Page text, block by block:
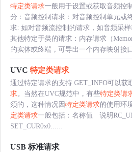
特定类请求一般用于设置或获取音频控
分：音频控制请求：对音频控制单元或
求: 如对音频流控制的请求，如音频采
其他特定于类的请求：内存请求（
的实体或终端，可导出一个内存映射接
UVC 特定类请求
通过特定请求的支持 GET_INFO可以获
求。当然在UVC规范中，有些特定类请
须的，这种情况因特定类请求的使用环
定类请求一般包括：名称值 说明
SET_CUR0x0......
USB 标准请求